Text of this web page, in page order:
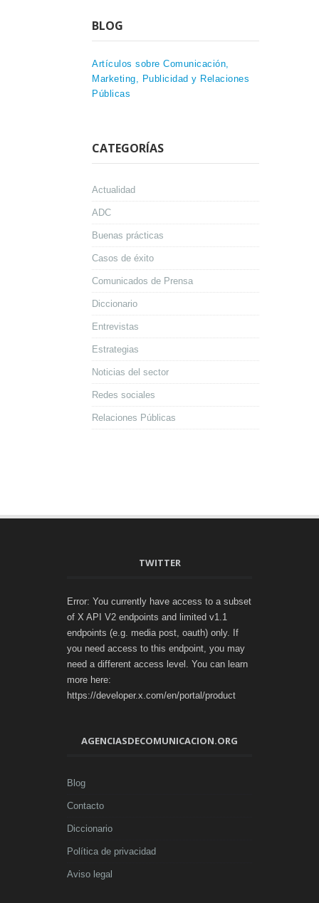
BLOG
Artículos sobre Comunicación,
Marketing, Publicidad y Relaciones
Públicas
CATEGORÍAS
Actualidad
ADC
Buenas prácticas
Casos de éxito
Comunicados de Prensa
Diccionario
Entrevistas
Estrategias
Noticias del sector
Redes sociales
Relaciones Públicas
TWITTER
Error: You currently have access to a subset
of X API V2 endpoints and limited v1.1
endpoints (e.g. media post, oauth) only. If
you need access to this endpoint, you may
need a different access level. You can learn
more here:
https://developer.x.com/en/portal/product
AGENCIASDECOMUNICACION.ORG
Blog
Contacto
Diccionario
Política de privacidad
Aviso legal